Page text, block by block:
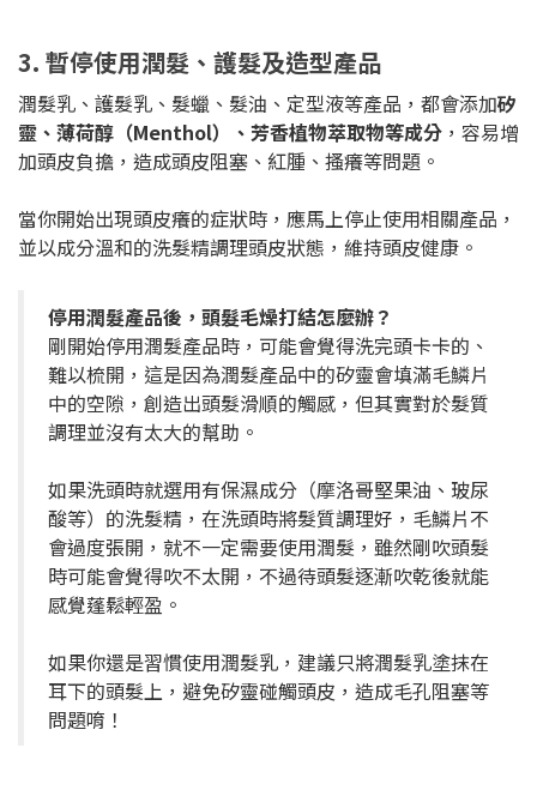
3. 暫停使用潤髮、護髮及造型產品
潤髮乳、護髮乳、髮蠟、髮油、定型液等產品，都會添加矽
靈、薄荷醇（Menthol）、芳香植物萃取物等成分 ，容易增
加頭皮負擔，造成頭皮阻塞、紅腫、搔癢等問題。
當你開始出現頭皮癢的症狀時，應馬上停止使用相關產品，
並以成分溫和的洗髮精調理頭皮狀態，維持頭皮健康。
停用潤髮產品後，頭髮毛燥打結怎麼辦？
剛開始停用潤髮產品時，可能會覺得洗完頭卡卡的、
難以梳開，這是因為潤髮產品中的矽靈會填滿毛鱗片
中的空隙，創造出頭髮滑順的觸感，但其實對於髮質
調理並沒有太大的幫助。
如果洗頭時就選用有保濕成分（摩洛哥堅果油、玻尿
酸等）的洗髮精，在洗頭時將髮質調理好，毛鱗片不
會過度張開，就不一定需要使用潤髮，雖然剛吹頭髮
時可能會覺得吹不太開，不過待頭髮逐漸吹乾後就能
感覺蓬鬆輕盈。
如果你還是習慣使用潤髮乳，建議只將潤髮乳塗抹在
耳下的頭髮上，避免矽靈碰觸頭皮，造成毛孔阻塞等
問題唷！